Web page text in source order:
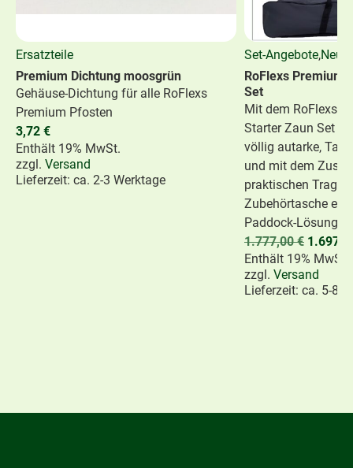
Ersatzteile
Premium Dichtung moosgrün
Gehäuse-Dichtung für alle RoFlexs
Premium Pfosten
3,72 €
Enthält 19% MwSt.
zzgl. Versand
Lieferzeit: ca. 2-3 Werktage
Set-Angebote,
RoFlexs Premium
Set
Mit dem RoFlexs
Starter Zaun Set
völlig autarke,
und mit dem
praktischen
Zubehörtasche
Paddock-Lösung.
1.777,00€
Enthält 19% MwSt.
zzgl. Versand
Lieferzeit: ca. 5-8